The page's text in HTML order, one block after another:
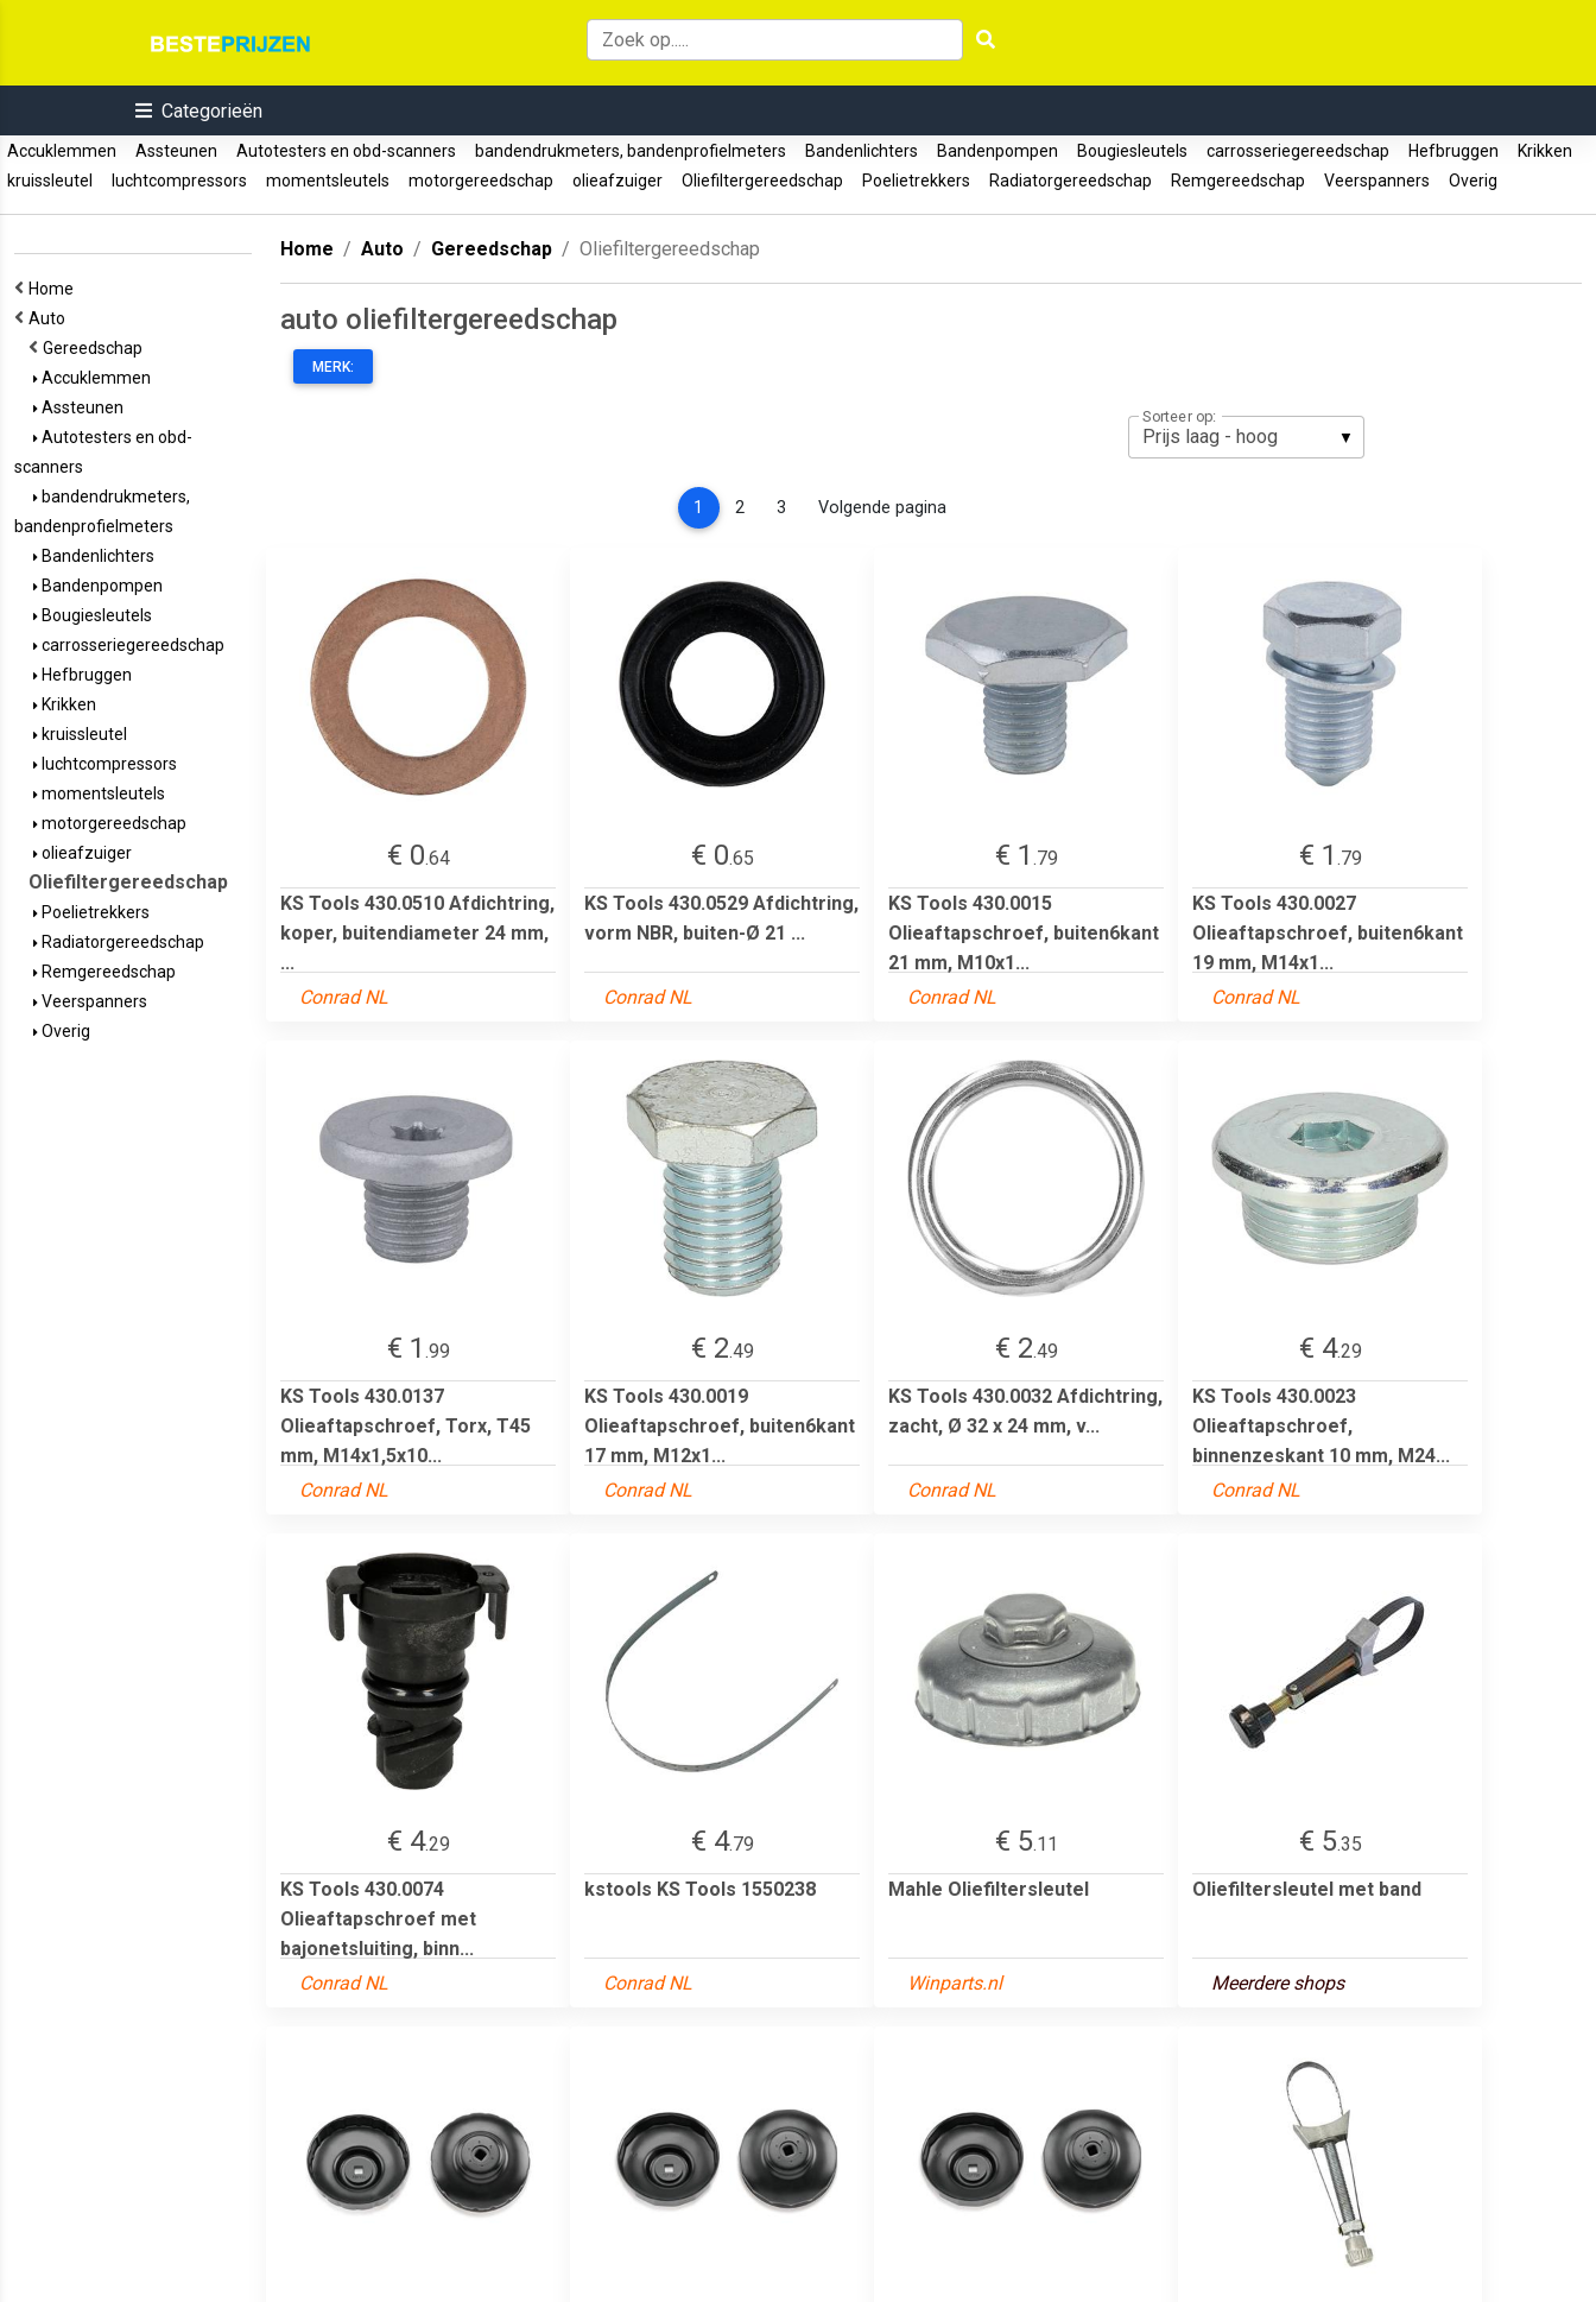
Categorieën
Accuklemmen Assteunen Autotesters en obd-scanners bandendrukmeters, bandenprofielmeters Bandenlichters Bandenpompen Bougiesleutels carrosseriegereedschap Hefbruggen
Krikken
kruissleutel
luchtcompressors momentsleutels motorgereedschap olieafzuiger Oliefiltergereedschap Poelietrekkers Radiatorgereedschap Remgereedschap Veerspanners Overig
Home
Auto
Gereedschap
Accuklemmen
Assteunen
Autotesters en obd-
scanners
bandendrukmeters,
bandenprofielmeters
Bandenlichters
Bandenpompen
Bougiesleutels
carrosseriegereedschap
Hefbruggen
Krikken
kruissleutel
luchtcompressors
momentsleutels
motorgereedschap
olieafzuiger
Oliefiltergereedschap
Poelietrekkers
Radiatorgereedschap
Remgereedschap
Veerspanners
Overig
Home Auto Gereedschap Oliefiltergereedschap
auto oliefiltergereedschap
MERK:
Sorteer op:
1 (current)
2 3 Volgende pagina
€ 0.64
KS Tools 430.0510 Afdichtring,
koper, buitendiameter 24 mm,
...
Conrad NL
€ 0.65
KS Tools 430.0529 Afdichtring,
vorm NBR, buiten-Ø 21 ...
Conrad NL
€ 1 .79
KS Tools 430.0015
Olieaftapschroef, buiten6kant
21 mm, M10x1...
Conrad NL
€ 1 .79
KS Tools 430.0027
Olieaftapschroef, buiten6kant
19 mm, M14x1...
Conrad NL
€ 1 .99
KS Tools 430.0137
Olieaftapschroef, Torx, T45
mm, M14x1,5x10...
Conrad NL
€ 2.49
KS Tools 430.0019
Olieaftapschroef, buiten6kant
17 mm, M12x1...
Conrad NL
€ 2.49
KS Tools 430.0032 Afdichtring,
zacht, Ø 32 x 24 mm, v...
Conrad NL
€ 4.29
KS Tools 430.0023
Olieaftapschroef,
binnenzeskant 10 mm, M24...
Conrad NL
€ 4.29
KS Tools 430.0074
Olieaftapschroef met
bajonetsluiting, binn...
Conrad NL
€ 4.79
kstools KS Tools 1550238
Conrad NL
€ 5.11
Mahle Oliefiltersleutel
Winparts.nl
€ 5.35
Oliefiltersleutel met band
Meerdere shops